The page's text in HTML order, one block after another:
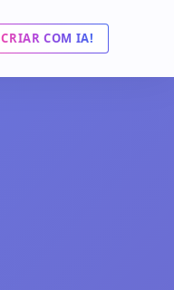
CRIAR COM IA!